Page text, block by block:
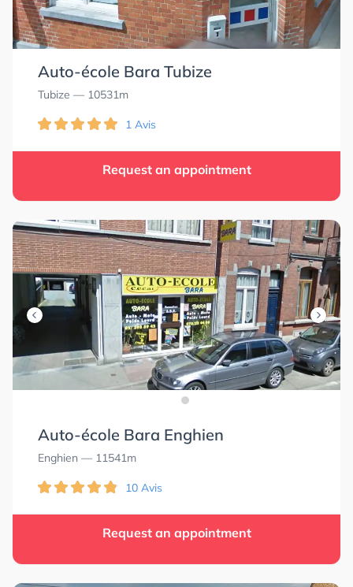
Auto-école Bara Tubize
Tubize — 10531m
1 Avis
Request an appointment
Auto-école Bara Enghien
Enghien — 11541m
10 Avis
Request an appointment